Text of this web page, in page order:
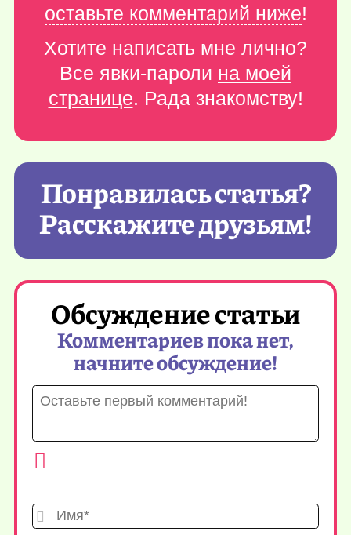
оставьте комментарий ниже!
Хотите написать мне лично?
Все явки-пароли на моей
странице. Рада знакомству!
Понравилась статья?
Расскажите друзьям!
Обсуждение статьи
Комментариев пока нет,
начните обсуждение!
Имя*